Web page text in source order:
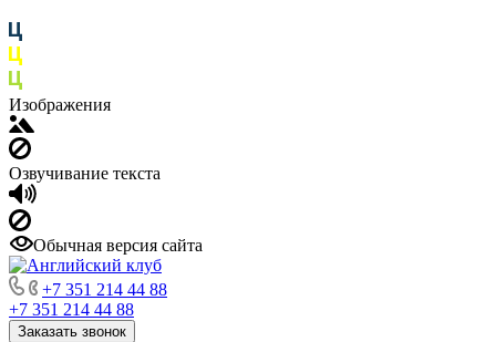
Изображения
Озвучивание текста
Обычная версия сайта
+7 351 214 44 88
+7 351 214 44 88
Заказать звонок